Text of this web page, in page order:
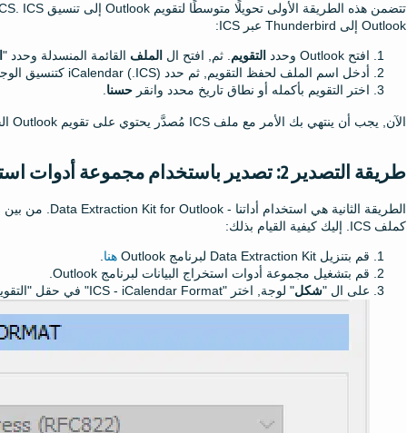
Outlook إلى Thunderbird عبر ICS:
افتح Outlook وحدد التقويم . ثم, افتح ال الملف القائمة المنسدلة وحدد "
أدخل اسم الملف لحفظ التقويم, ثم حدد iCalendar (.ICS) كتنسيق الوجهة. انقر على
اختر التقويم بأكمله أو نطاق تاريخ محدد وانقر حسنا
الآن, يجب أن ينتهي بك الأمر مع ملف ICS مُصدَّر يحتوي على تقويم Outlook الخاص بك.
طريقة التصدير 2: تصدير باستخدام مجموعة أدوات استخراج البيانات
كملف ICS. إليك كيفية القيام بذلك:
قم بتنزيل Data Extraction Kit لبرنامج Outlook هنا
قم بتشغيل مجموعة أدوات استخراج البيانات لبرنامج Outlook.
على ال "شكل" لوجة, اختر "ICS - iCalendar Format" في حقل "التقويم".